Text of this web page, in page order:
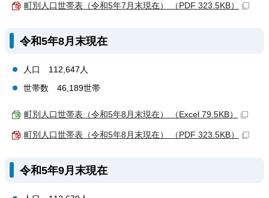
町別人口世帯表（令和5年7月末現在） （PDF 323.5KB）
令和5年8月末現在
人口 112,647人
世帯数 46,189世帯
町別人口世帯表（令和5年8月末現在） （Excel 79.5KB）
町別人口世帯表（令和5年8月末現在） （PDF 323.5KB）
令和5年9月末現在